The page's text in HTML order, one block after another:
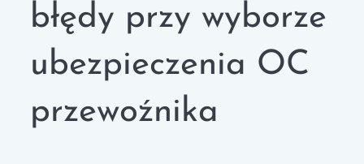
błędy przy wyborze
ubezpieczenia OC
przewoźnika